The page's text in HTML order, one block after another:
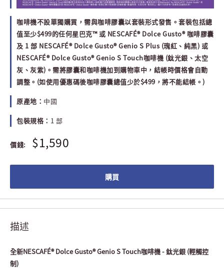
咖啡機不設單獨購買，需與咖啡膠囊以套裝形式發售。套裝包括總
值至少$499的任何星巴克™ 或 NESCAFÉ® Dolce Gusto® 咖啡膠囊
及 1 部 NESCAFÉ® Dolce Gusto® Genio S Plus (瑰紅、純黑) 或
NESCAFÉ® Dolce Gusto® Genio S Touch咖啡機 (鈦光銀、太空
灰、灰紫)。需將膠囊和咖啡機加到購物車中，結帳時價格會自動
調整。(如使用優惠碼後咖啡膠囊總值少於$499，將不能結帳。)
原產地： 中國
包裝規格： 1 部
價錢: $1,590
購買
描述
全新NESCAFÉ® Dolce Gusto® Genio S Touch咖啡機 - 鈦光銀 (輕觸控
制)